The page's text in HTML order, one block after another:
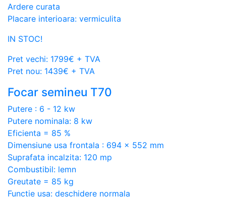
Ardere curata
Placare interioara: vermiculita
IN STOC!
Pret vechi: 1799€ + TVA
Pret nou: 1439€ + TVA
Focar semineu T70
Putere : 6 - 12 kw
Putere nominala: 8 kw
Eficienta = 85 %
Dimensiune usa frontala : 694 x 552 mm
Suprafata incalzita: 120 mp
Combustibil: lemn
Greutate = 85 kg
Functie usa: deschidere normala